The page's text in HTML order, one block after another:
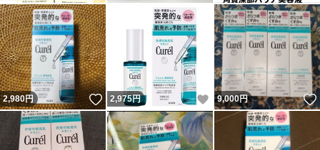
2,980円 いいね！
2,975円 いいね！
9,000円